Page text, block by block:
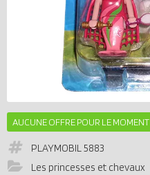
AUCUNE OFFRE POUR LE MOMENT
PLAYMOBIL5883
Les princesses et chevaux